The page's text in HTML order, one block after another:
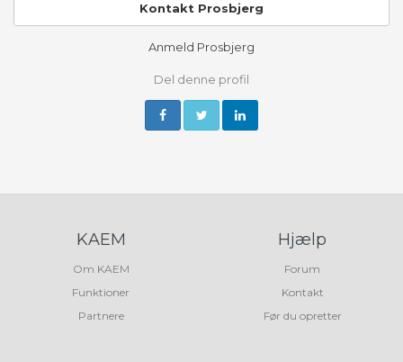
Kontakt Prosbjerg
Anmeld Prosbjerg
Del denne profil
KAEM
Om KAEM
Funktioner
Partnere
Hjælp
Forum
Kontakt
Før du opretter